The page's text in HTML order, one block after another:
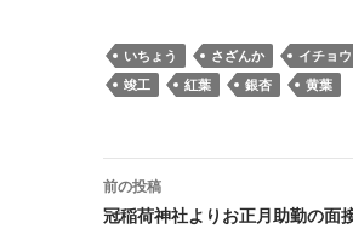
いちょう さざんか イチョウ
竣工
紅葉 銀杏 黄葉
投
稿
前の投稿
冠稲荷神社よりお正月助勤の面